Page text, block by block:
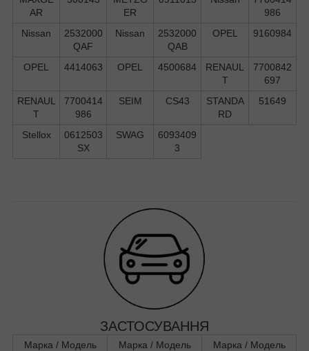
AR
ER
986
Nissan
2532000
QAF
Nissan
2532000
QAB
OPEL 9160984
OPEL 4414063 OPEL 4500684
RENAUL
T
7700842
697
RENAUL
T
7700414
986
SEIM CS43
STANDA
RD
51649
Stellox
0612503
SX
SWAG
6093409
3
ЗАСТОСУВАННЯ
Марка / Модель Марка / Модель
Марка / Модель